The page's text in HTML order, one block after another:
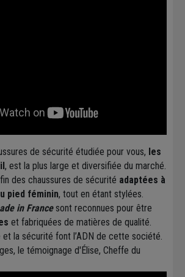
de sécurité étudiée pour vous, les
, est la plus large et diversifiée du marché.
des chaussures de sécurité adaptées à
pied féminin, tout en étant stylées.
in Francesont reconnues pour être
et fabriquées de matières de qualité.
et la sécurité font l’ADN de cette société.
le témoignage d'Élise, Cheffe du